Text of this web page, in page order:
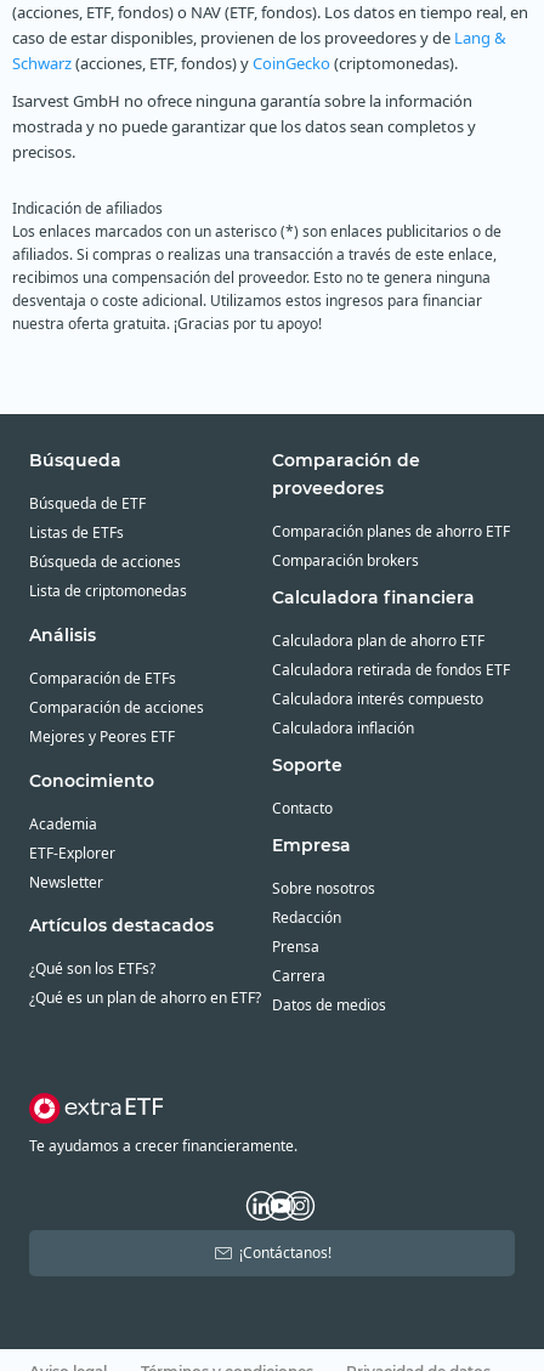
(acciones, ETF, fondos) o NAV (ETF, fondos). Los datos en tiempo real, en
caso de estar disponibles, provienen de los proveedores y de Lang &
Schwarz(acciones, ETF, fondos) yCoinGecko(criptomonedas).
Isarvest GmbH no ofrece ninguna garantía sobre la información
mostrada y no puede garantizar que los datos sean completos y
precisos.
Indicación de afiliados
Los enlaces marcados con un asterisco (*) son enlaces publicitarios o de
afiliados. Si compras o realizas una transacción a través de este enlace,
recibimos una compensación del proveedor. Esto no te genera ninguna
desventaja o coste adicional. Utilizamos estos ingresos para financiar
nuestra oferta gratuita. ¡Gracias por tu apoyo!
Búsqueda
Búsqueda de ETF
Listas de ETFs
Búsqueda de acciones
Lista de criptomonedas
Análisis
Comparación de ETFs
Comparación de acciones
Mejores y Peores ETF
Conocimiento
Academia
ETF-Explorer
Newsletter
Artículos destacados
¿Qué son los ETFs?
¿Qué es un plan de ahorro en ETF?
Comparación de
proveedores
Comparación planes de ahorro ETF
Comparación brokers
Calculadora financiera
Calculadora plan de ahorro ETF
Calculadora retirada de fondos ETF
Calculadora interés compuesto
Calculadora inflación
Soporte
Contacto
Empresa
Sobre nosotros
Redacción
Prensa
Carrera
Datos de medios
Te ayudamos a crecer financieramente.
¡Contáctanos!